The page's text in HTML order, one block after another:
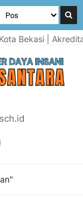
Bekasi |